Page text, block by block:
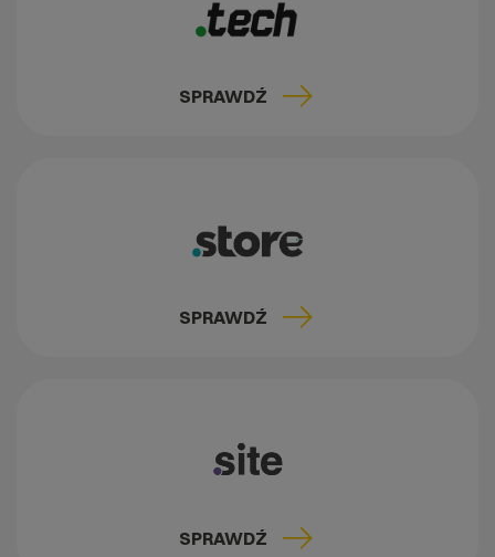
SPRAWDŹ
SPRAWDŹ
SPRAWDŹ